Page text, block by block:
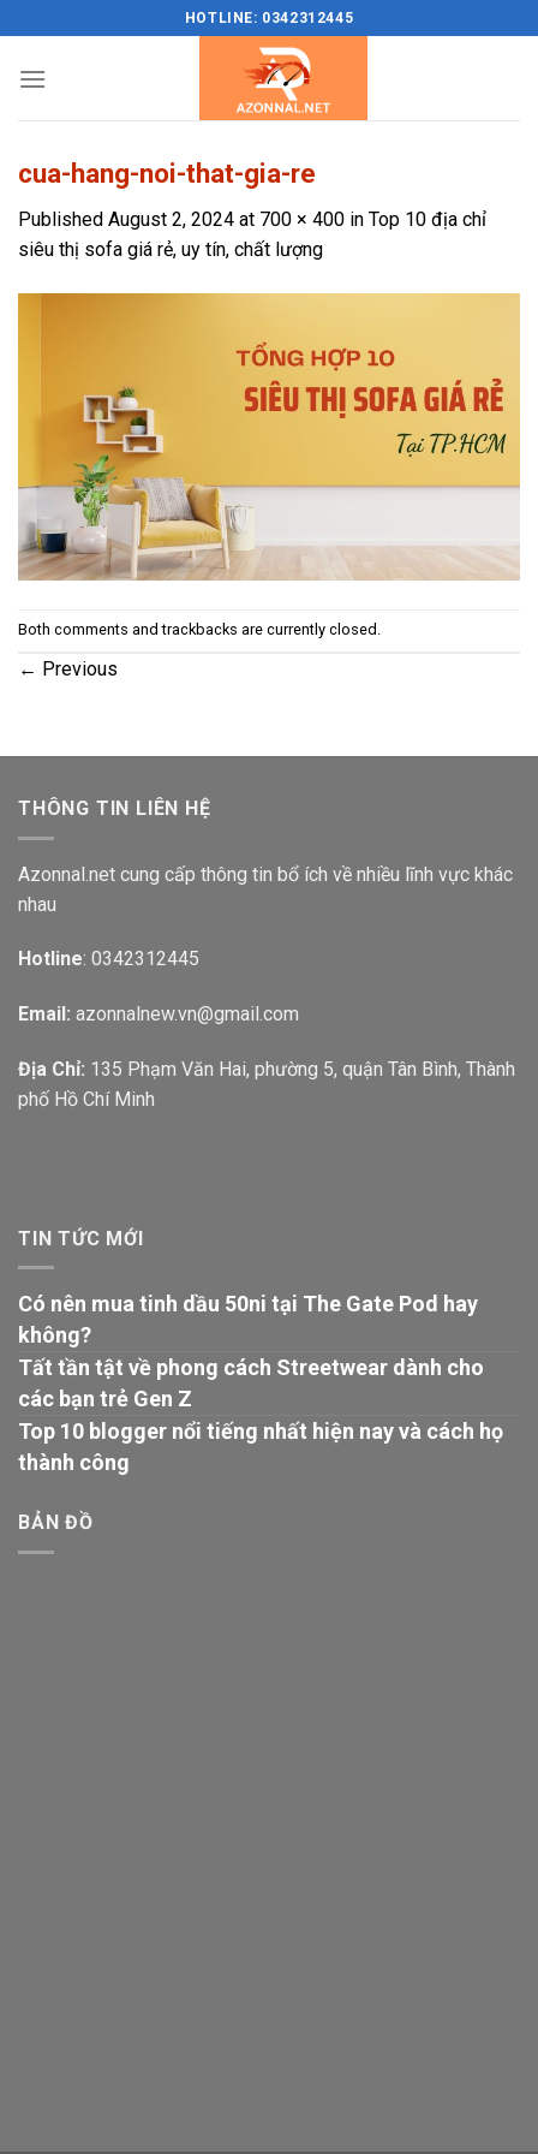
content
HOTLINE: 0342312445
cua-hang-noi-that-gia-re
Published August 2, 2024 at 700 × 400 in Top 10 địa chỉ
siêu thị sofa giá rẻ, uy tín, chất lượng
Both comments and trackbacks are currently closed.
← Previous
THÔNG TIN LIÊN HỆ
Azonnal.net cung cấp thông tin bổ ích về nhiều lĩnh vực khác
nhau
Hotline: 0342312445
Email: azonnalnew.vn@gmail.com
Địa Chỉ: 135 Phạm Văn Hai, phường 5, quận Tân Bình, Thành
phố Hồ Chí Minh
TIN TỨC MỚI
Có nên mua tinh dầu 50ni tại The Gate Pod hay
không?
Tất tần tật về phong cách Streetwear dành cho
các bạn trẻ Gen Z
Top 10 blogger nổi tiếng nhất hiện nay và cách họ
thành công
BẢN ĐỒ